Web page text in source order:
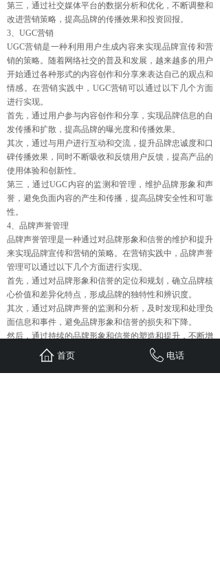
第三，通过社交媒体平台的数据分析和优化，不断调整和
改进营销策略，提高品牌的传播效果和投资回报。
3、UGC营销
UGC营销是一种利用用户生成内容来实现品牌宣传和营
销的策略。随着网络社交的普及和发展，越来越多的用户
开始通过各种形式的内容创作和分享来表达自己的观点和
情感。在营销实践中，UGC营销可以通过以下几个方面
进行实现。
首先，通过用户参与内容创作和分享，实现品牌信息的自
发传播和扩散，提高品牌的曝光度和传播效果。
其次，通过与用户进行互动和交流，提升品牌忠诚度和口
碑传播效果，同时不断吸收和反馈用户反馈，提高产品的
使用体验和创新性。
第三，通过UGC内容的监测和管理，维护品牌形象和声
誉，避免负面内容的产生和传播，提高品牌安全性和可靠
性。
4、品牌声誉管理
品牌声誉管理是一种通过对品牌形象和信誉的维护和提升
来实现品牌宣传和营销的策略。在营销实践中，品牌声誉
管理可以通过以下几个方面进行实现。
首先，通过对品牌形象和信誉的定位和规划，确立品牌核
心价值和差异化特点，形成品牌的独特性和辨识度。
其次，通过对品牌声誉的监测和分析，及时发现和处理负
面信息和事件，避免品牌形象和信誉的损失和下降。
然后，通过持续的品牌形象和信誉的塑造和提升，不断增
强品牌的口碑传播效果和影响力，以此推动品牌实现更高
水平的发展和营销效果。
首页 电话